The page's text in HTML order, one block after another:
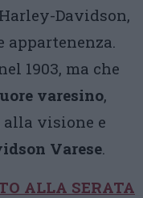
Davidson,
1903, ma che
varesino,
visione e
Varese.
ALLA SERATA